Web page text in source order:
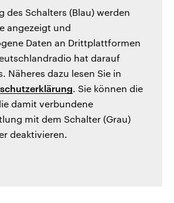
des Schalters (Blau) werden
angezeigt und
Daten an Drittplattformen
hat darauf
Näheres dazu lesen Sie in
. Sie können die
damit verbundene
mit dem Schalter (Grau)
deaktivieren.